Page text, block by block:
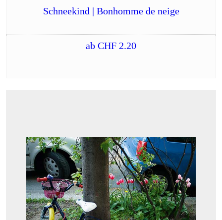
Schneekind | Bonhomme de neige
ab CHF 2.20